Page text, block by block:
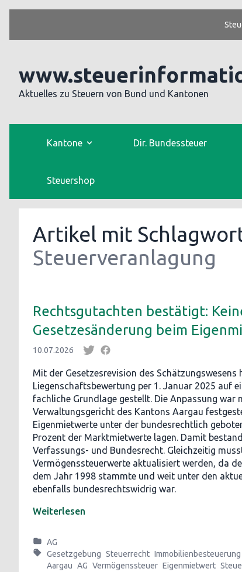
Aktuelles zu Steuern von Bund und Kantonen
Kantone Dir. Bundessteuer
Steuershop
Artikel mit
Steuerveranlagung
Rechtsgutachten bestätigt:
Gesetzesänderung beim
10.07.2026
Mit der Gesetzesrevision des
Liegenschaftsbewertung per 1. Januar 2025 auf
fachliche Grundlage gestellt. Die Anpassung war
Verwaltungsgericht des Kantons Aargau
Eigenmietwerte unter der bundesrechtlich
Prozent der Marktmietwerte lagen. Damit
Verfassungs- und Bundesrecht. Gleichzeitig
Vermögenssteuerwerte aktualisiert werden, da
dem Jahr 1998 stammte und weit unter den
ebenfalls bundesrechtswidrig war.
Weiterlesen
AG
Gesetzgebung Steuerrecht Immobilienbesteuerung
Aargau AG Vermögenssteuer Eigenmietwert